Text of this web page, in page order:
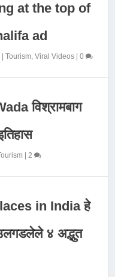
at the top of
ad
|Tourism,Viral Videos |0
विश्रामबाग
|2
in India हे
४ अद्भुत